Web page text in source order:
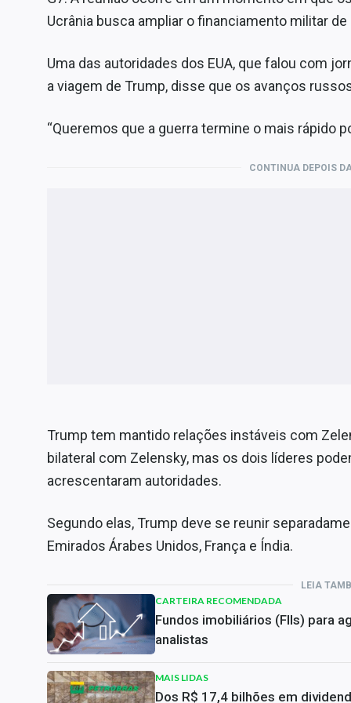
Ucrânia busca ampliar o financiamento militar
Uma das autoridades dos EUA, que falou com
a viagem de Trump, disse que os avanços
“Queremos que a guerra termine o mais rápido
CONTINUA DEPOIS
Trump tem mantido relações instáveis com
bilateral com Zelensky, mas os dois líderes
acrescentaram autoridades.
Segundo elas, Trump deve se reunir
Emirados Árabes Unidos, França e Índia.
LEIA
CARTEIRA RECOMENDADA
Fundos imobiliários (FIIs) para
analistas
MAIS LIDAS
Dos R$ 17,4 bilhões em